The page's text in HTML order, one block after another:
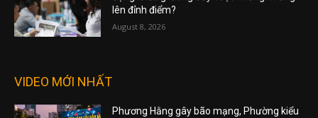
lên đỉnh điểm?
August 8, 2026
VIDEO MỚI NHẤT
Phương Hằng gây bão mạng, Phường kiểu